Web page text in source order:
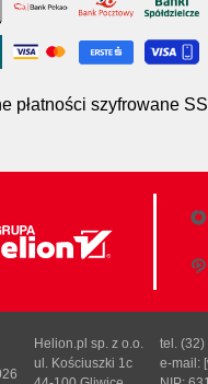
płatności szyfrowane
Helion.pl sp. z o.o.
ul. Kościuszki 1c
tel.
e-mail: